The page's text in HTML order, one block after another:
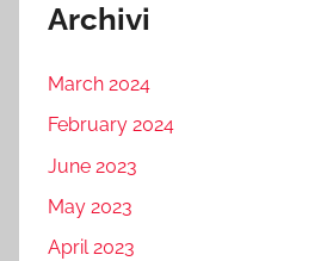
Archivi
March 2024
February 2024
June 2023
May 2023
April 2023